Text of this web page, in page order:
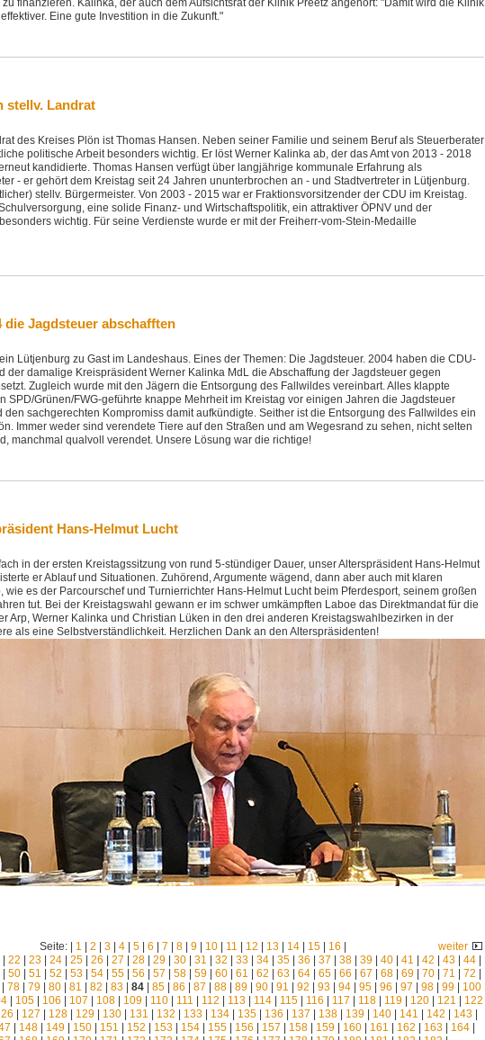
Eine gute Investition in die Zukunft."
stellv. Landrat
des Kreises Plön ist Thomas Hansen. Neben seiner Familie und seinem Beruf als Steuerberater
politische Arbeit besonders wichtig. Er löst Werner Kalinka ab, der das Amt von 2013 - 2018
kandidierte. Thomas Hansen verfügt über langjährige kommunale Erfahrung als
- er gehört dem Kreistag seit 24 Jahren ununterbrochen an - und Stadtvertreter in Lütjenburg.
stellv. Bürgermeister. Von 2003 - 2015 war er Fraktionsvorsitzender der CDU im Kreistag.
eine solide Finanz- und Wirtschaftspolitik, ein attraktiver ÖPNV und der
wichtig. Für seine Verdienste wurde er mit der Freiherr-vom-Stein-Medaille
die Jagdsteuer abschafften
Lütjenburg zu Gast im Landeshaus. Eines der Themen: Die Jagdsteuer. 2004 haben die CDU-
der damalige Kreispräsident Werner Kalinka MdL die Abschaffung der Jagdsteuer gegen
Zugleich wurde mit den Jägern die Entsorgung des Fallwildes vereinbart. Alles klappte
SPD/Grünen/FWG-geführte knappe Mehrheit im Kreistag vor einigen Jahren die Jagdsteuer
den sachgerechten Kompromiss damit aufkündigte. Seither ist die Entsorgung des Fallwildes ein
Immer weder sind verendete Tiere auf den Straßen und am Wegesrand zu sehen, nicht selten
manchmal qualvoll verendet. Unsere Lösung war die richtige!
Hans-Helmut Lucht
in der ersten Kreistagssitzung von rund 5-stündiger Dauer, unser Alterspräsident Hans-Helmut
er Ablauf und Situationen. Zuhörend, Argumente wägend, dann aber auch mit klaren
wie es der Parcourschef und Turnierrichter Hans-Helmut Lucht beim Pferdesport, seinem großen
tut. Bei der Kreistagswahl gewann er im schwer umkämpften Laboe das Direktmandat für die
Arp, Werner Kalinka und Christian Lüken in den drei anderen Kreistagswahlbezirken in der
als eine Selbstverständlichkeit. Herzlichen Dank an den Alterspräsidenten!
weiter
Seite: | 1 2 3| 4| 5| 6 7 8| 9| 10| 11 12 13| 14| 15| 16
22 23| 24| 25| 26 27 28| 29| 30| 31 32 33| 34| 35| 36 37 38| 39| 40| 41 42 43| 44|
| 50| 51 52 53| 54| 55| 56 57 58| 59| 60| 61 62 63| 64| 65| 66 67 68| 69| 70| 71 72
78 79 80 81 82 83 84 85 86 87 88 89 90 91 92 93 94 95 96 97 98 99
100
105 106 107 108 109 110 111 112 113 114 115 116 117 118 119 120 121
122
127 128| 129| 130| 131 132 133| 134| 135| 136 137 138| 139| 140| 141 142 143|
148| 149| 150| 151 152 153| 154| 155| 156 157 158| 159| 160| 161 162 163| 164|